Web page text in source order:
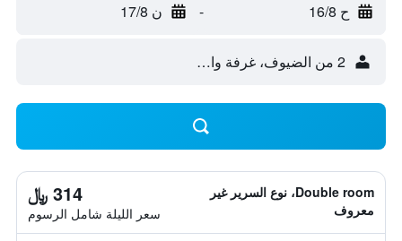
ح 16/8 - ن 17/8
2 من الضيوف، غرفة واحدة
Double room، نوع السرير غير
معروف
314 ﷼
سعر الليلة شامل الرسوم